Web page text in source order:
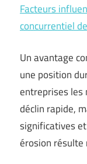
Facteurs
concurrentiel
Un avantage
une position
entreprises les
déclin rapide,
significatives
érosion résulte